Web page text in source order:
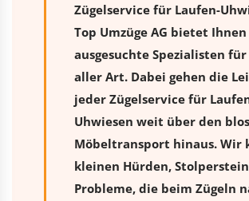
Zügelservice für Laufen-
Top Umzüge AG bietet Ihnen
ausgesuchte Spezialisten für
aller Art. Dabei gehen die
jeder Zügelservice für
Uhwiesen weit über den
Möbeltransport hinaus. Wir
kleinen Hürden,
Probleme, die beim Zügeln